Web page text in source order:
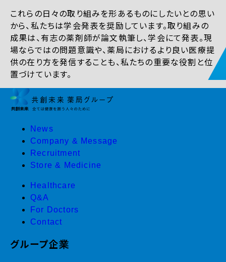
これらの日々の取り組みを形あるものにしたいとの思い
から、私たちは学会発表を奨励しています。取り組みの
成果は、有志の薬剤師が論文執筆し、学会にて発表。現
場ならではの問題意識や、薬局におけるより良い医療提
供の在り方を発信することも、私たちの重要な役割と位
置づけています。
News
Company & Message
Recruitment
Store & Medicine
Healthcare
Q&A
For Doctors
Contact
グループ企業